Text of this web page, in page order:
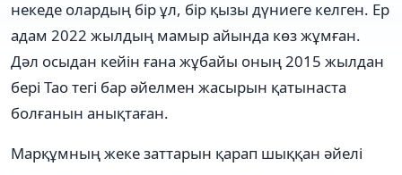
некеде олардың бір ұл, бір қызы дүниеге келген. Ер
адам 2022 жылдың мамыр айында көз жұмған.
Дәл осыдан кейін ғана жұбайы оның 2015 жылдан
бері Тао тегі бар әйелмен жасырын қатынаста
болғанын анықтаған.
Марқұмның жеке заттарын қарап шыққан әйелі